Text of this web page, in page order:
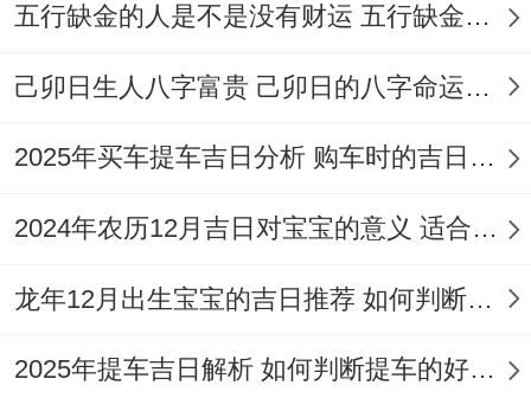
6、干支:辛未日|、阳历【日期】2026年10
日|、宜：纳采，订婚、开业，开市、交易，
立券、会亲友，纳畜、牧养，移徙、解除，
忌：入宅，上梁、斋醮，出火、谢土|、冲
发展并存，仓库充盈！冲马煞南,属马者不宜
五行缺金的人是不是没有财运 五行缺金的人命运好不好
己卯日生人八字富贵 己卯日的八字命运如何
2025年买车提车吉日分析 购车时的吉日与禁忌
2024年农历12月吉日对宝宝的意义 适合龙年宝宝出生的日子有哪些
龙年12月出生宝宝的吉日推荐 如何判断吉日是否适合宝宝
2025年提车吉日解析 如何判断提车的好日子